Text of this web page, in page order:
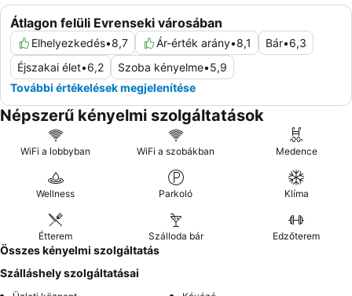
Átlagon felüli Evrenseki városában
Elhelyezkedés•8,7 Ár-érték arány•8,1 Bár•6,3
Éjszakai élet•6,2 Szoba kényelme•5,9
További értékelések megjelenítése
Népszerű kényelmi szolgáltatások
WiFi a lobbyban WiFi a szobákban Medence
Wellness Parkoló Klíma
Étterem Szálloda bár Edzőterem
Összes kényelmi szolgáltatás
Szálláshely szolgáltatásai